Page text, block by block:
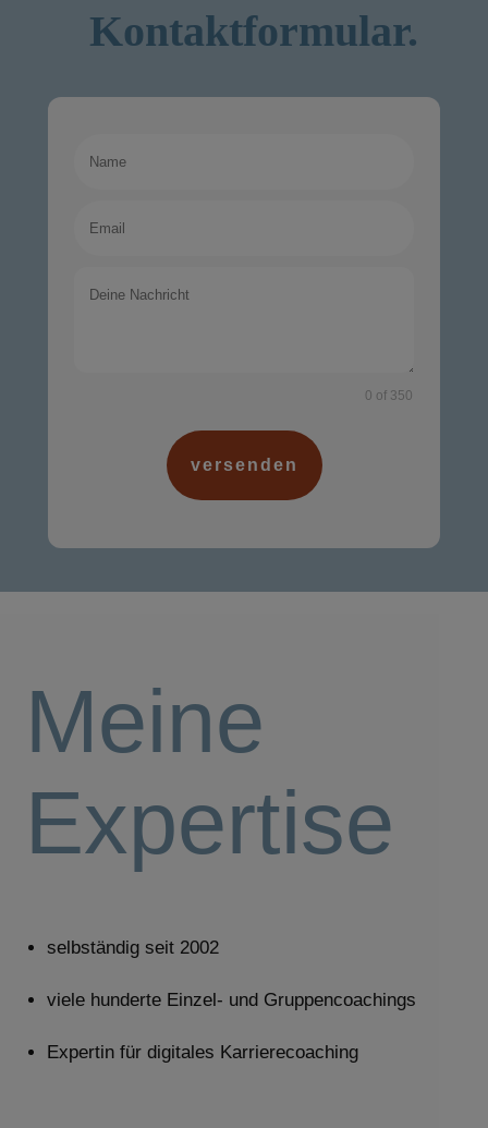
Kontaktformular.
0 of 350
versenden
Meine
Expertise
selbständig seit 2002
viele hunderte Einzel- und Gruppencoachings
Expertin für digitales Karrierecoaching